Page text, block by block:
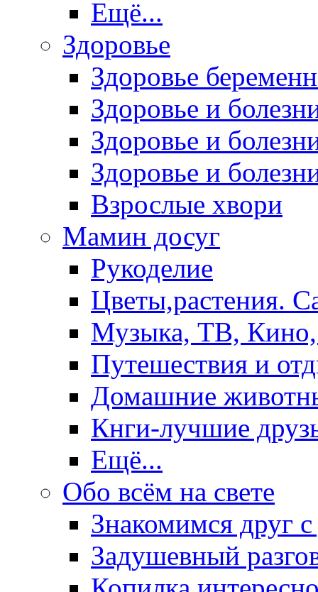
Ещё...
Здоровье
Здоровье
Здоровье и
Здоровье и
Здоровье и
Взрослые хвори
Мамин досуг
Рукоделие
Цветы,растения.
Музыка, ТВ,
Путешествия и
Домашние
Кнги-лучшие
Ещё...
Обо всём на свете
Знакомимся друг
Задушевный